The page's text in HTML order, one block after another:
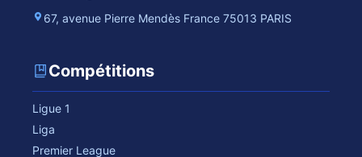
67, avenue Pierre Mendès France 75013 PARIS
Compétitions
Ligue 1
Liga
Premier League